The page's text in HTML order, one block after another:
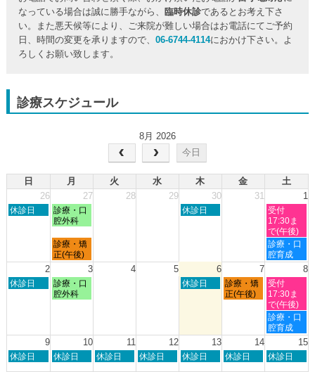
なっている場合は誠に勝手ながら、
臨時休診であるとお考え下さ
い。また悪天候等により、ご来院が難しい場合はお電話にてご予約
日、時間の変更を承りますので、06-6744-4114におかけ下さい。よ
ろしくお願い致します。
診療スケジュール
8月 2026
今日
日 月 火 水 木 金
土
26
27 28 29 30 31 1
日
26th
休診日
月
曜
7
月
27th
診療・口
腔外科
木
30th
休診日
土
曜
日,
8
月
1st
受付
17:30ま
で(午後)
月
曜
日,
月
27th
診療・矯
正(午後)
土
曜
日,
月
1st
2026
診療・口
腔育成
2 3 4 5 6 7 8
日
2nd
休診日
月
曜
3rd
診療・口
腔外科
木
6th
休診日
金
曜
7th
診療・矯
正(午後)
土
曜
日,
8
月
8th
受付
17:30ま
で(午後)
土
曜
日,
月
診療・口
腔育成
9 10 11 12 13 14 15
日
休診日
月
休診日
火
休診日
水
休診日
木
休診日
金
休診日
土
休診日